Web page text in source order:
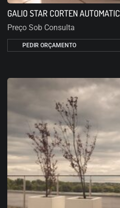
GALIO STAR CORTEN AUTOMATIC
Preço Sob Consulta
PEDIR ORÇAMENTO